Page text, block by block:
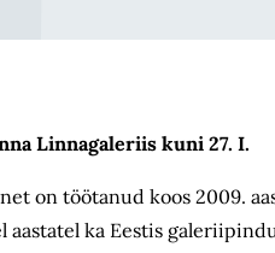
Linnagaleriis kuni 27. I.
on töötanud koos 2009.
aastatel ka Eestis